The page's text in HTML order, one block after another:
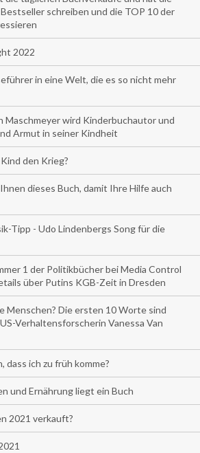
schreiben und die TOP 10 der
2022
in eine Welt, die es so nicht mehr
Maschmeyer wird Kinderbuchautor und
Armut in seiner Kindheit
den Krieg?
dieses Buch, damit Ihre Hilfe auch
Tipp - Udo Lindenbergs Song für die
1 der Politikbücher bei Media Control
über Putins KGB-Zeit in Dresden
Menschen? Die ersten 10 Worte sind
Verhaltensforscherin Vanessa Van
dass ich zu früh komme?
und Ernährung liegt ein Buch
2021 verkauft?